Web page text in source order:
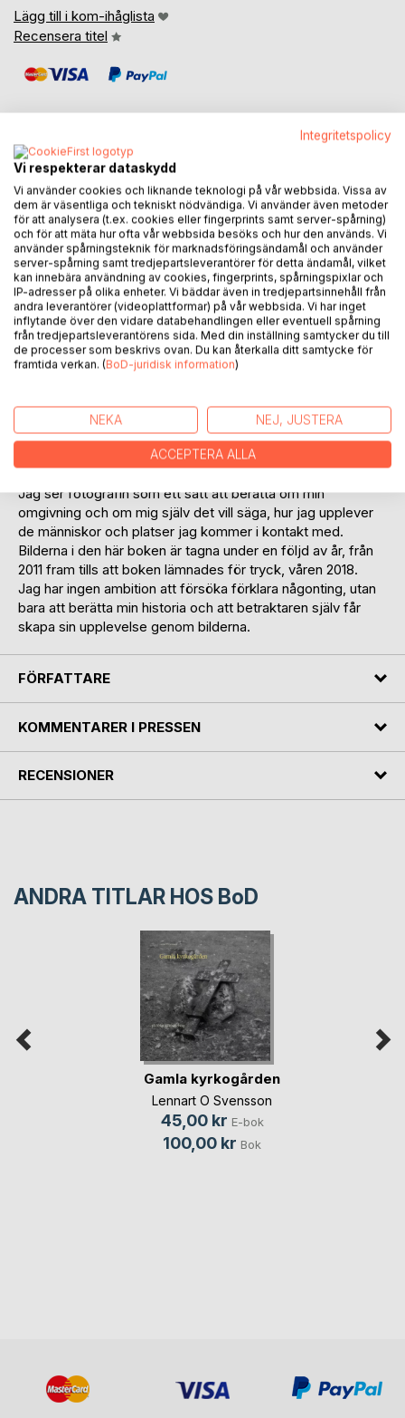
Lägg till i kom-ihåglista
Recensera titel
BESKRIVNING
Trottoar Botanist, är väl den titel som bäst passar in på mig
som fotograf. Jag rör mig till fots eller med kommunalt
färdmedel, för att dokumentera i det offentliga rummet.
Jag utbildade mig till fotograf i början på 80-talet, men har
aldrig jobbat med det på heltid.
Efter några års uppehåll, tog jag upp bildskapandet igen
2005.
2013 tog jag mitt skapande till en högre nivå, genom mitt
Numera arbetar jag såväl digitalt som analogt, har med
andra ord delvis gått tillbaka till basic igen. Det analoga ger
en skönare känsla än det digitala och man vet inte
resultatet förrän framkallningsspolen plockas ur trumman.
Jag ser fotografin som ett sätt att berätta om min
omgivning och om mig själv det vill säga, hur jag upplever
de människor och platser jag kommer i kontakt med.
Bilderna i den här boken är tagna under en följd av år, från
2011 fram tills att boken lämnades för tryck, våren 2018.
Jag har ingen ambition att försöka förklara någonting, utan
bara att berätta min historia och att betraktaren själv får
skapa sin upplevelse genom bilderna.
FÖRFATTARE
KOMMENTARER I PRESSEN
RECENSIONER
ANDRA TITLAR HOS BoD
Gamla kyrkogården
Lennart O Svensson
45,00 kr E-bok
100,00 kr Bok
Integritetspolicy
Vi respekterar dataskydd
Vi använder cookies och liknande teknologi på vår webbsida. Vissa av
dem är väsentliga och tekniskt nödvändiga. Vi använder även metoder
för att analysera (t.ex. cookies eller fingerprints samt server-spårning)
och för att mäta hur ofta vår webbsida besöks och hur den används. Vi
använder spårningsteknik för marknadsföringsändamål och använder
server-spårning samt tredjepartsleverantörer för detta ändamål, vilket
kan innebära användning av cookies, fingerprints, spårningspixlar och
IP-adresser på olika enheter. Vi bäddar även in tredjepartsinnehåll från
andra leverantörer (videoplattformar) på vår webbsida. Vi har inget
inflytande över den vidare databehandlingen eller eventuell spårning
från tredjepartsleverantörens sida. Med din inställning samtycker du till
de processer som beskrivs ovan. Du kan återkalla ditt samtycke för
framtida verkan. (BoD-juridisk information)
NEKA NEJ, JUSTERA
ACCEPTERA ALLA